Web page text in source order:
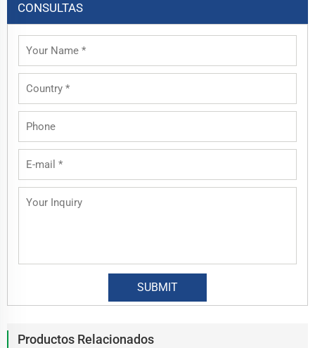
CONSULTAS
Productos Relacionados